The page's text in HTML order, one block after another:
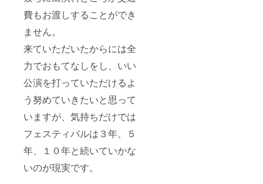
費もお渡しすることができ
ません。
来ていただいたからには全
力でおもてなしをし、いい
公演を打っていただけるよ
う努めていきたいと思って
いますが、気持ちだけでは
フェスティバルは３年、５
年、１０年と続いていかな
いのが現実です。